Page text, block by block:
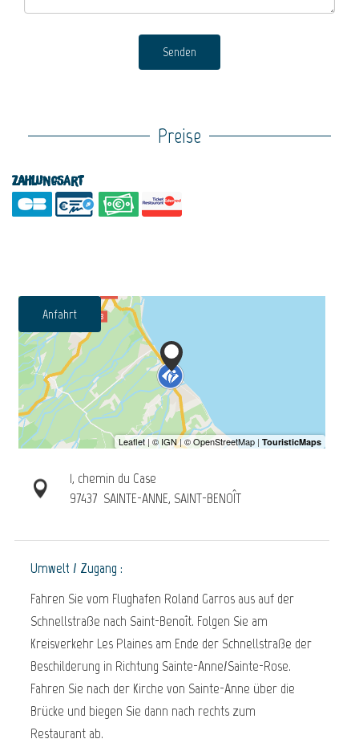
Senden
Preise
Zahlungsart
Anfahrt
1, chemin du Case
97437 SAINTE-ANNE, SAINT-BENOÎT
Umwelt / Zugang :
Fahren Sie vom Flughafen Roland Garros aus auf der
Schnellstraße nach Saint-Benoît. Folgen Sie am
Kreisverkehr Les Plaines am Ende der Schnellstraße der
Beschilderung in Richtung Sainte-Anne/Sainte-Rose.
Fahren Sie nach der Kirche von Sainte-Anne über die
Brücke und biegen Sie dann nach rechts zum
Restaurant ab.